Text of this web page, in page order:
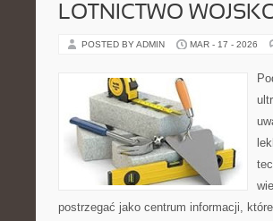
LOTNICTWO
POSTED BY ADMIN MAR - 17 - 2026
postrzegać jako centrum informacji,